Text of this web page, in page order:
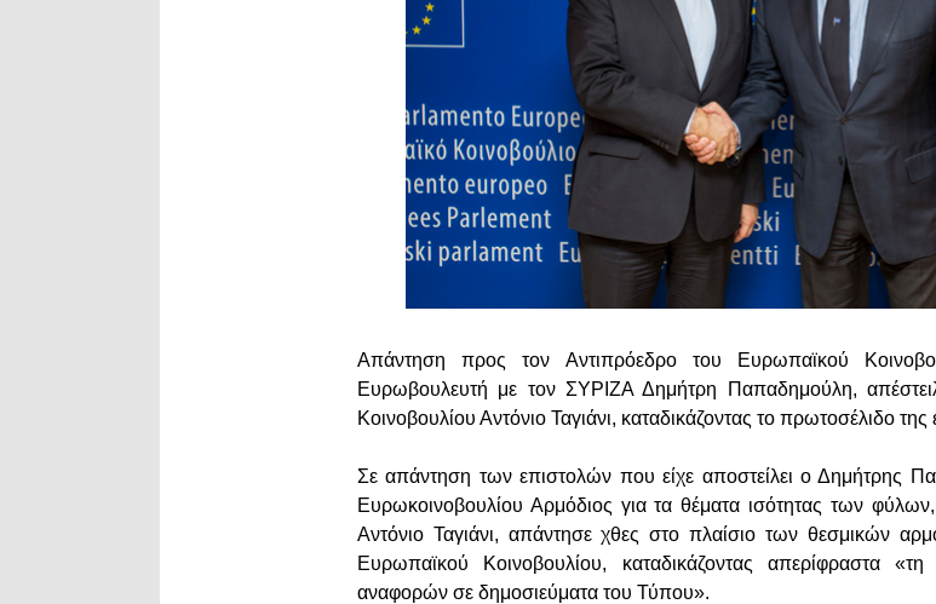
Απάντηση προς τον Αντιπρόεδρο του Ευρωπαϊκού
Ευρωβουλευτή με τον ΣΥΡΙΖΑ Δημήτρη Παπαδημούλη,
Κοινοβουλίου Αντόνιο Ταγιάνι, καταδικάζοντας το πρωτοσέλιδο
Σε απάντηση των επιστολών που είχε αποστείλει ο Δημήτρης
Ευρωκοινοβουλίου Αρμόδιος για τα θέματα ισότητας των
Αντόνιο Ταγιάνι, απάντησε χθες στο πλαίσιο των θεσμικών
Ευρωπαϊκού Κοινοβουλίου, καταδικάζοντας απερίφραστα
αναφορών σε δημοσιεύματα του Τύπου».